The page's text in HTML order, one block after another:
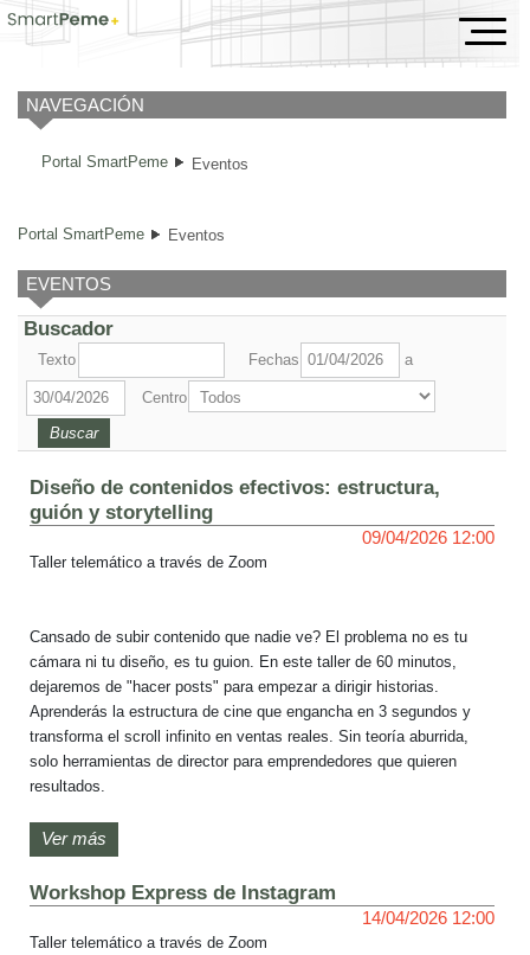
Eventos
NAVEGACIÓN
Portal SmartPeme Eventos
Portal SmartPeme Eventos
EVENTOS
Buscador
Texto Fechas a
Centro
Diseño de contenidos efectivos: estructura,
guión y storytelling
09/04/2026 12:00
Taller telemático a través de Zoom
Cansado de subir contenido que nadie ve? El problema no es tu
cámara ni tu diseño, es tu guion. En este taller de 60 minutos,
dejaremos de "hacer posts" para empezar a dirigir historias.
Aprenderás la estructura de cine que engancha en 3 segundos y
transforma el scroll infinito en ventas reales. Sin teoría aburrida,
solo herramientas de director para emprendedores que quieren
resultados.
Índice:
1.  Por qué tu contenido actual es invisible.
2.  La estructura de 3 actos: el mapa para no perder al espectador.
3.  Storytelling de impacto: cómo convertir tu producto en el héroe.
Ver más
Workshop Express de Instagram
14/04/2026 12:00
Taller telemático a través de Zoom